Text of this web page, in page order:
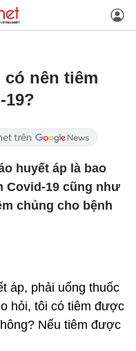
nên tiêm
19?
huyết áp là bao
Covid-19 cũng như
chủng cho bệnh
áp, phải uống thuốc
hỏi, tôi có tiêm được
Nếu tiêm được